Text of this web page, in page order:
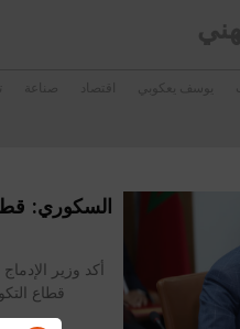
يوسف يعكوبي اقتصاد صناعة
السكوري:
أكد وزير
قطاع